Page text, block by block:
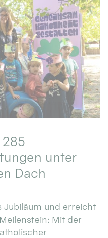
unter
Dach
Jubiläum und erreicht
Mit der